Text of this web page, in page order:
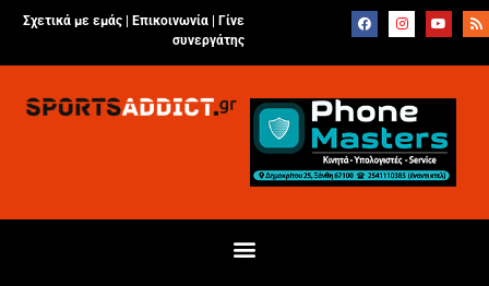
Σχετικά με εμάς | Επικοινωνία
Γίνε
συνεργάτης